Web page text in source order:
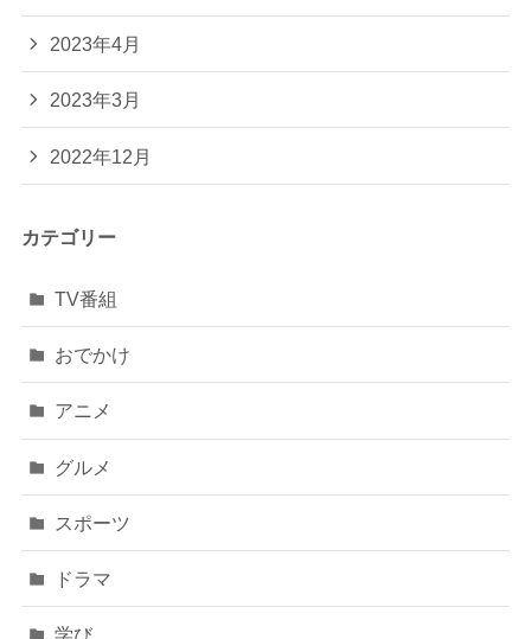
2023年4月
2023年3月
2022年12月
カテゴリー
TV番組
おでかけ
アニメ
グルメ
スポーツ
ドラマ
学び